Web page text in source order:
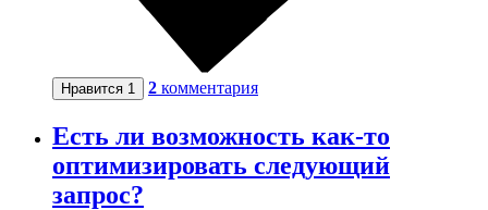
Нравится 1 2 комментария
Есть ли возможность как-то
оптимизировать следующий
запрос?